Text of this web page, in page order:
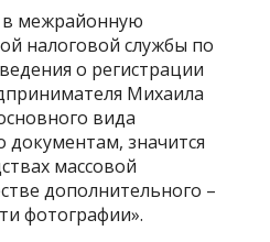
в межрайонную
налоговой службы по
о регистрации
Михаила
вида
документам, значится
массовой
дополнительного –
фотографии».